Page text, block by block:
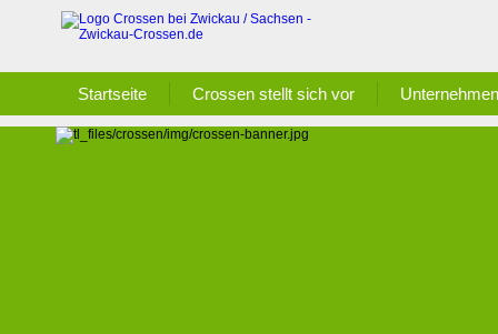
Startseite Crossen stellt sich vor